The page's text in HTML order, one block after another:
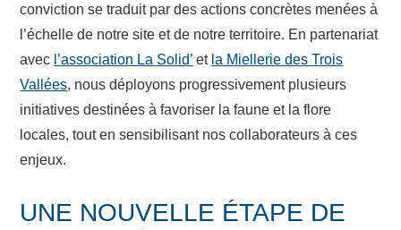
conviction se traduit par des actions concrètes menées à
l’échelle de notre site et de notre territoire. En partenariat
avec l’association La Solid’ et la Miellerie des Trois
Vallées, nous déployons progressivement plusieurs
initiatives destinées à favoriser la faune et la flore
locales, tout en sensibilisant nos collaborateurs à ces
enjeux.
UNE NOUVELLE ÉTAPE DE